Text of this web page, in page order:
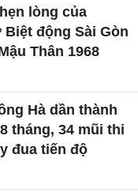
lòng của
động Sài Gòn
Thân 1968
Hà dần thành
tháng, 34 mũi thi
đua tiến độ